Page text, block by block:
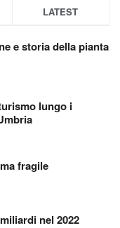
LATEST
e storia della pianta
lungo i
fragile
nel 2022